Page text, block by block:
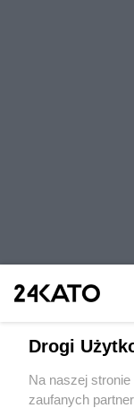
Wydawca mediów
Drogi
Na naszej
zaufanych